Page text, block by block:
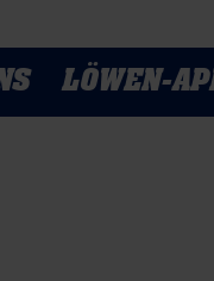
LÖWEN-